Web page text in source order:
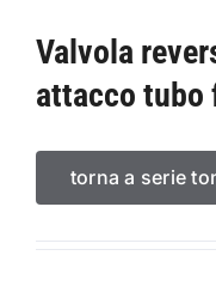
Valvola
attacco tubo
torna a serie